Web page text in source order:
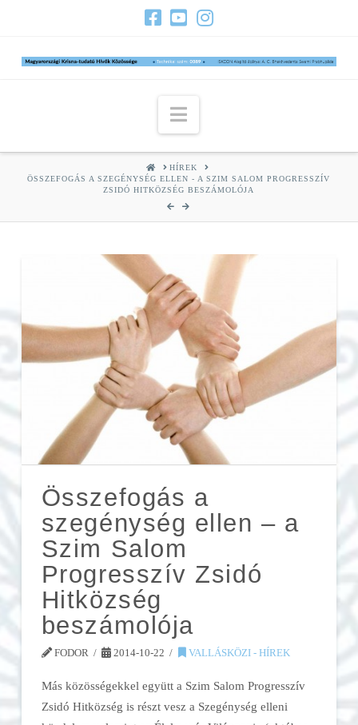
Navigation
HOMEHÍREK
ÖSSZEFOGÁS A SZEGÉNYSÉG ELLEN - A SZIM SALOM PROGRESSZÍV
ZSIDÓ HITKÖZSÉG BESZÁMOLÓJA
Összefogás a
szegénység ellen – a
Szim Salom
Progresszív Zsidó
Hitközség
beszámolója
FODOR 2014-10-22 VALLÁSKÖZI - HÍREK
Más közösségekkel együtt a Szim Salom Progresszív
Zsidó Hitközség is részt vesz a Szegénység elleni